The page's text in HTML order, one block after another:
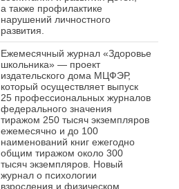
а также профилактике
нарушений личностного
развития.
Ежемесячный журнал «Здоровье
школьника» — проект
издательского дома МЦФЭР,
который осуществляет выпуск
25 профессиональных журналов
федерального значения
тиражом 250 тысяч экземпляров
ежемесячно и до 100
наименований книг ежегодно
общим тиражом около 300
тысяч экземпляров. Новый
журнал о психологии
взросления и физическом